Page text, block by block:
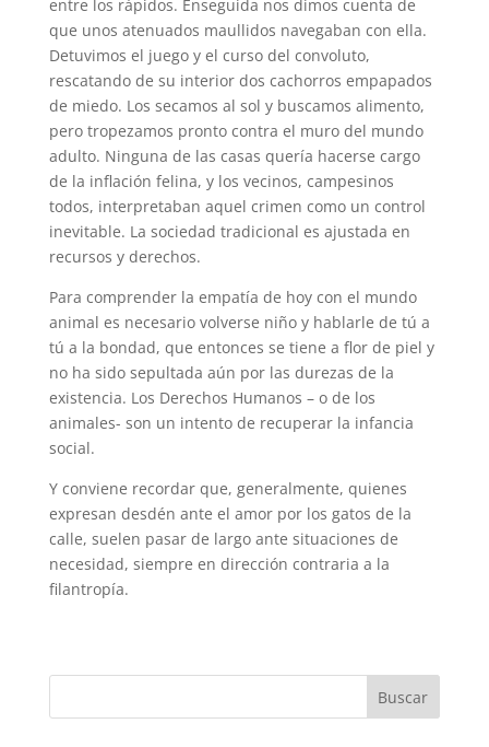
entre los rápidos. Enseguida nos dimos cuenta de
que unos atenuados maullidos navegaban con ella.
Detuvimos el juego y el curso del convoluto,
rescatando de su interior dos cachorros empapados
de miedo. Los secamos al sol y buscamos alimento,
pero tropezamos pronto contra el muro del mundo
adulto. Ninguna de las casas quería hacerse cargo
de la inflación felina, y los vecinos, campesinos
todos, interpretaban aquel crimen como un control
inevitable. La sociedad tradicional es ajustada en
recursos y derechos.
Para comprender la empatía de hoy con el mundo
animal es necesario volverse niño y hablarle de tú a
tú a la bondad, que entonces se tiene a flor de piel y
no ha sido sepultada aún por las durezas de la
existencia. Los Derechos Humanos – o de los
animales- son un intento de recuperar la infancia
social.
Y conviene recordar que, generalmente, quienes
expresan desdén ante el amor por los gatos de la
calle, suelen pasar de largo ante situaciones de
necesidad, siempre en dirección contraria a la
filantropía.